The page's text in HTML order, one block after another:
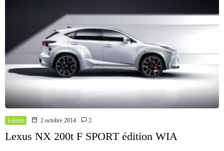
Loisirs 2 octobre 2014 2
Lexus NX 200t F SPORT édition WIA